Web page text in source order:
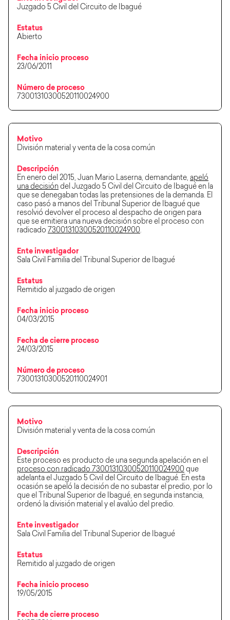
Juzgado 5 Civil del Circuito de Ibagué
Estatus
Abierto
Fecha inicio proceso
23/06/2011
Número de proceso
73001310300520110024900
Motivo
División material y venta de la cosa común
Descripción
En enero del 2015, Juan Mario Laserna, demandante, apeló
una decisión del Juzgado 5 Civil del Circuito de Ibagué en la
que se denegaban todas las pretensiones de la demanda. El
caso pasó a manos del Tribunal Superior de Ibagué que
resolvió devolver el proceso al despacho de origen para
que se emitiera una nueva decisión sobre el proceso con
radicado 73001310300520110024900.
Ente investigador
Sala Civil Familia del Tribunal Superior de Ibagué
Estatus
Remitido al juzgado de origen
Fecha inicio proceso
04/03/2015
Fecha de cierre proceso
24/03/2015
Número de proceso
73001310300520110024901
Motivo
División material y venta de la cosa común
Descripción
Este proceso es producto de una segunda apelación en el
proceso con radicado 73001310300520110024900 que
adelanta el Juzgado 5 Civil del Circuito de Ibagué. En esta
ocasión se apeló la decisión de no subastar el predio, por lo
que el Tribunal Superior de Ibagué, en segunda instancia,
ordenó la división material y el avalúo del predio.
Ente investigador
Sala Civil Familia del Tribunal Superior de Ibagué
Estatus
Remitido al juzgado de origen
Fecha inicio proceso
19/05/2015
Fecha de cierre proceso